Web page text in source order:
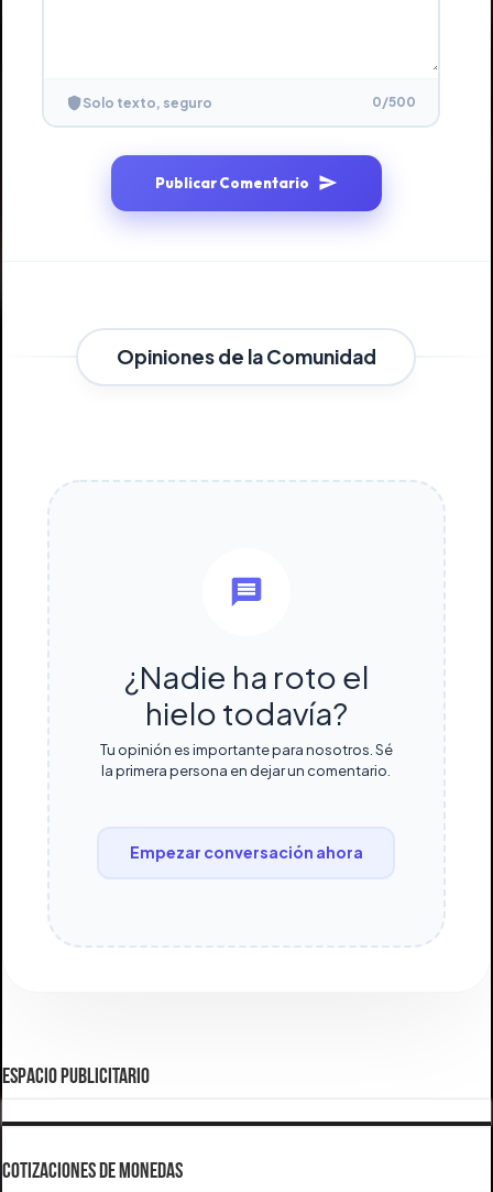
Solo texto, seguro 0/500
Publicar Comentario
Opiniones de la Comunidad
¿Nadie ha roto el
hielo todavía?
Tu opinión es importante para nosotros. Sé
la primera persona en dejar un comentario.
Empezar conversación ahora
ESPACIO PUBLICITARIO
COTIZACIONES DE MONEDAS